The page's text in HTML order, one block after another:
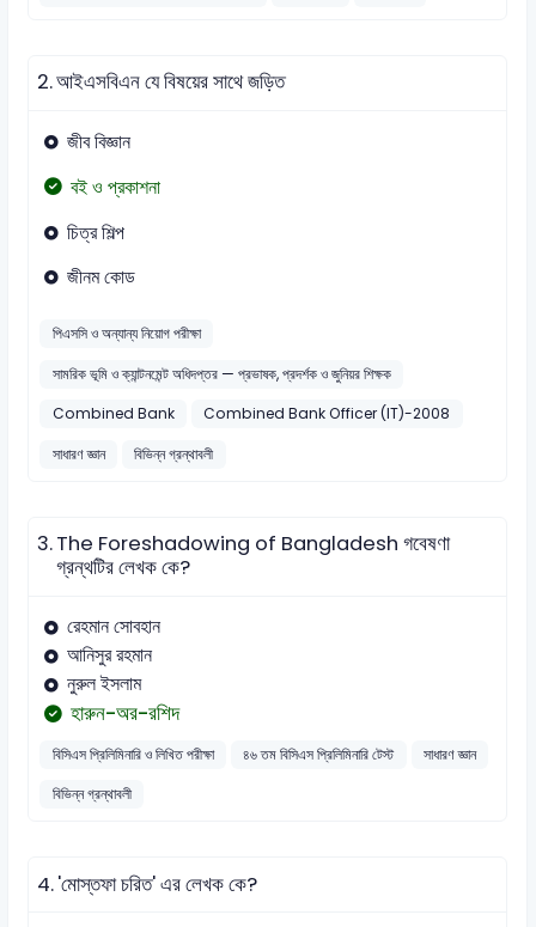
2.আইএসবিএন যে বিষয়ের সাথে জড়িত
জীব বিজ্ঞান
বই ও প্রকাশনা
চিত্র শিল্প
জীনম কোড
পিএসসি ও অন্যান্য নিয়োগ পরীক্ষা
সামরিক ভূমি ও ক্যান্টনমেন্ট অধিদপ্তর — প্রভাষক, প্রদর্শক ও জুনিয়র শিক্ষক
Combined Bank
Combined Bank Officer (IT)-2008
সাধারণ জ্ঞান
বিভিন্ন গ্রন্থাবলী
3.The Foreshadowing of Bangladesh গবেষণা
গ্রন্থটির লেখক কে?
রেহমান সোবহান
আনিসুর রহমান
নুরুল ইসলাম
হারুন-অর-রশিদ
বিসিএস প্রিলিমিনারি ও লিখিত পরীক্ষা ৪৬ তম বিসিএস প্রিলিমিনারি টেস্ট
সাধারণ জ্ঞান
বিভিন্ন গ্রন্থাবলী
4.'মোস্তফা চরিত' এর লেখক কে?